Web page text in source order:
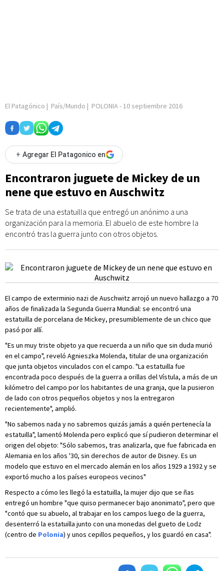
El Patagónico | País/Mundo | POLONIA- 10 septiembre 2016
+ Agregar El Patagonico en
Encontraron juguete de Mickey de un
nene que estuvo en Auschwitz
Se trata de una estatuilla que entregó un anónimo a una
organización para la memoria. El abuelo de este hombre la
encontró tras la guerra junto con otros objetos.
El campo de exterminio nazi de Auschwitz arrojó un nuevo hallazgo a 70
años de finalizada la Segunda Guerra Mundial: se encontró una
estatuilla de porcelana de Mickey, presumiblemente de un chico que
pasó por allí.
"Es un muy triste objeto ya que recuerda a un niño que sin duda murió
en el campo", reveló Agnieszka Molenda, titular de una organización
que junta objetos vinculados con el campo. "La estatuilla fue
encontrada poco después de la guerra a orillas del Vístula, a más de un
kilómetro del campo por los habitantes de una granja, que la pusieron
de lado con otros pequeños objetos y nos la entregaron
recientemente", amplió.
"No sabemos nada y no sabremos quizás jamás a quién pertenecía la
estatuilla", lamentó Molenda pero explicó que sí pudieron determinar el
origen del objeto: "Sólo sabemos, tras analizarla, que fue fabricada en
Alemania en los años '30, sin derechos de autor de Disney. Es un
modelo que estuvo en el mercado alemán en los años 1929 a 1932 y se
exportó mucho a los países europeos vecinos"
Respecto a cómo les llegó la estatuilla, la mujer dijo que se ñas
entregó un hombre "que quiso permanecer bajo anonimato", pero que
"contó que su abuelo, al trabajar en los campos luego de la guerra,
desenterró la estatuilla junto con una monedas del gueto de Lodz
(centro de Polonia) y unos cepillos pequeños, y los guardó en casa".